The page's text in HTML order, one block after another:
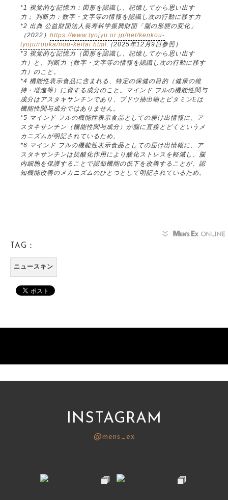
*1 視覚的な記憶力：図形を認識し、記憶してから思い出す
力； 判断力：数字・文字等の情報を認識し次の行動に移す力
*2 出典 公益財団法人長寿科学振興財団「脳の形態の変化」
（2022） https://www.tyojyu.or.jp/net/kenkou-
tyoju/rouka/nou-keitai.html （2025年12月9日参照）
*3 視覚的な記憶力（図形を認識し、記憶してから思い出す
力）と、判断力（数字・文字等の情報を認識し次の行動に移す
力）のこと。
*4 機能性表示食品に含まれる、特定の保健の目的（健康の維
持・増進等）に資する成分のこと。マインド フルの機能性関与
成分はアスタキサンチンであり、ブドウ抽出物とビタミンEは
機能性関与成分ではありません。
*5 マインド フルの機能性表示食品としての届け出情報に、ア
スタキサンチン（機能性関与成分）が脳に直接とどくというメ
カニズムが明記されているため。
*6 マインド フルの機能性表示食品としての届け出情報に、ア
スタキサンチンは抗酸化作用により酸化ストレスを軽減し、脳
内細胞を保護することで認知機能の低下を改善することが、認
知機能改善のメカニズムのひとつとして明記されているため。
TAG：
ニュースキン
INSTAGRAM
@mens_ex